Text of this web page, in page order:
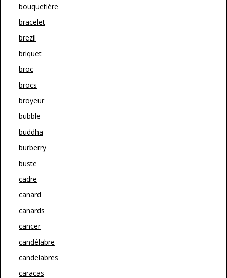
bouquetière
bracelet
brezil
briquet
broc
brocs
broyeur
bubble
buddha
burberry
buste
cadre
canard
canards
cancer
candélabre
candelabres
caracas